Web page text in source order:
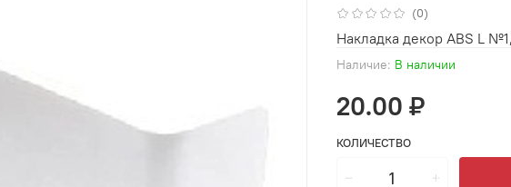
(0)
Наличие: В наличии
20.00 ₽
КОЛИЧЕСТВО
Накладка декор ABS L